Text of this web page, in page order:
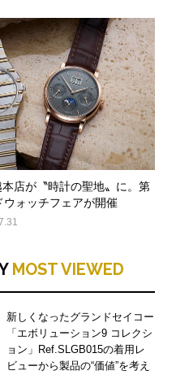
店が〝時計の聖地〟に。第
ウォッチフェアが開催
MOST VIEWED
新しくなったグランドセイコー
「エボリューション9 コレクシ
ョン」Ref.SLGB015の着用レ
ビューから製品の“価値”を考え